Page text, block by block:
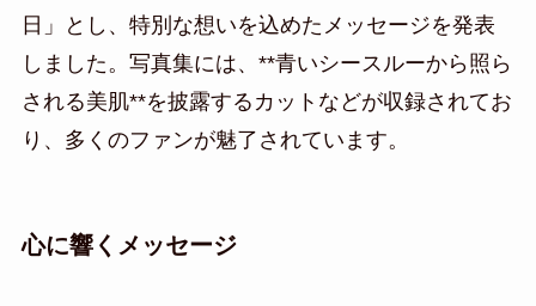
日」とし、特別な想いを込めたメッセージを発表
しました。写真集には、**青いシースルーから照ら
される美肌**を披露するカットなどが収録されてお
り、多くのファンが魅了されています。
心に響くメッセージ